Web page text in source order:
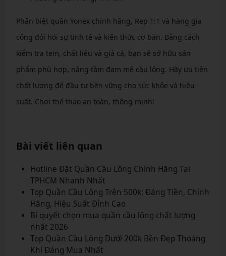
Phân biệt quần Yonex chính hãng, Rep 1:1 và hàng gia
công đòi hỏi sự tinh tế và kiến thức cơ bản. Bằng cách
kiểm tra tem, chất liệu và giá cả, bạn sẽ sở hữu sản
phẩm phù hợp, nâng tầm đam mê cầu lông. Hãy ưu tiên
chất lượng để đầu tư bền vững cho sức khỏe và hiệu
suất. Chơi thể thao an toàn, thông minh!
Bài viết liên quan
Hotline Đặt Quần Cầu Lông Chính Hãng Tại
TPHCM Nhanh Nhất
Top Quần Cầu Lông Trên 500k: Đáng Tiền, Chính
Hãng, Hiệu Suất Đỉnh Cao
Bí quyết chọn mua quần cầu lông chất lượng
nhất 2026
Top Quần Cầu Lông Dưới 200k Bền Đẹp Thoáng
Khí Đáng Mua Nhất